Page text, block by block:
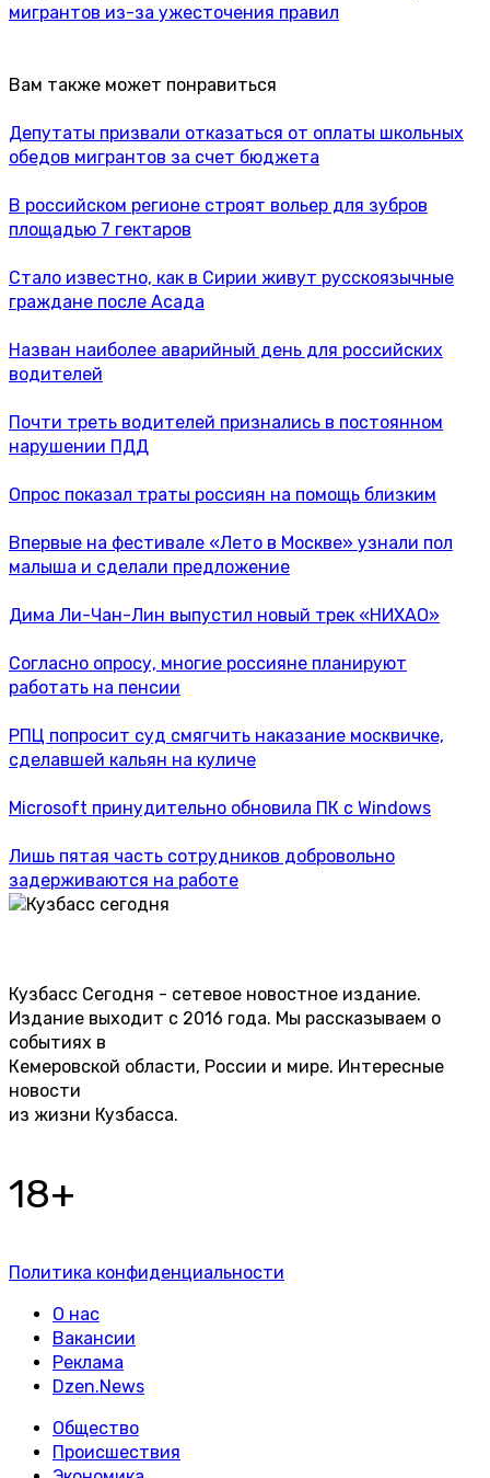
мигрантов из-за ужесточения правил
Вам также может понравиться
Депутаты призвали отказаться от оплаты школьных
обедов мигрантов за счет бюджета
В российском регионе строят вольер для зубров
площадью 7 гектаров
Стало известно, как в Сирии живут русскоязычные
граждане после Асада
Назван наиболее аварийный день для российских
водителей
Почти треть водителей признались в постоянном
нарушении ПДД
Опрос показал траты россиян на помощь близким
Впервые на фестивале «Лето в Москве» узнали пол
малыша и сделали предложение
Дима Ли-Чан-Лин выпустил новый трек «НИХАО»
Согласно опросу, многие россияне планируют
работать на пенсии
РПЦ попросит суд смягчить наказание москвичке,
сделавшей кальян на куличе
Microsoft принудительно обновила ПК с Windows
Лишь пятая часть сотрудников добровольно
задерживаются на работе
Кузбасс Сегодня - сетевое новостное издание.
Издание выходит с 2016 года. Мы рассказываем о
событиях в
Кемеровской области, России и мире. Интересные
новости
из жизни Кузбасса.
18+
Политика конфиденциальности
О нас
Вакансии
Реклама
Dzen.News
Общество
Происшествия